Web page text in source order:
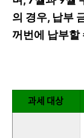
의 경우, 납부
꺼번에 납부할
과세 대상